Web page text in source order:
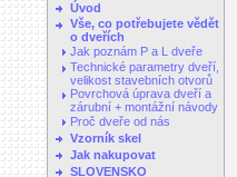
Úvod
Vše, co potřebujete vědět
o dveřích
Jak poznám P a L dveře
Technické parametry dveří,
velikost stavebních otvorů
Povrchová úprava dveří a
zárubní + montážní návody
Proč dveře od nás
Vzorník skel
Jak nakupovat
SLOVENSKO